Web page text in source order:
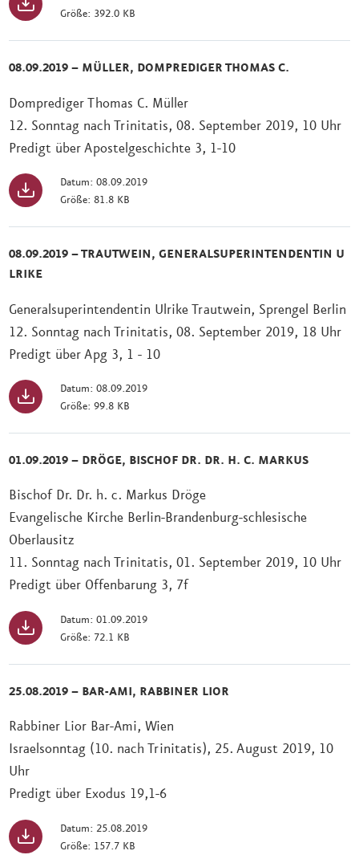
Größe: 392.0 KB
08.09.2019 – MÜLLER, DOMPREDIGER THOMAS C.
Domprediger Thomas C. Müller
12. Sonntag nach Trinitatis, 08. September 2019, 10 Uhr
Predigt über Apostelgeschichte 3, 1-10
Datum: 08.09.2019
Größe: 81.8 KB
08.09.2019 – TRAUTWEIN, GENERALSUPERINTENDENTIN U
LRIKE
Generalsuperintendentin Ulrike Trautwein, Sprengel Berlin
12. Sonntag nach Trinitatis, 08. September 2019, 18 Uhr
Predigt über Apg 3, 1 - 10
Datum: 08.09.2019
Größe: 99.8 KB
01.09.2019 – DRÖGE, BISCHOF DR. DR. H. C. MARKUS
Bischof Dr. Dr. h. c. Markus Dröge
Evangelische Kirche Berlin-Brandenburg-schlesische
Oberlausitz
11. Sonntag nach Trinitatis, 01. September 2019, 10 Uhr
Predigt über Offenbarung 3, 7f
Datum: 01.09.2019
Größe: 72.1 KB
25.08.2019 – BAR-AMI, RABBINER LIOR
Rabbiner Lior Bar-Ami, Wien
Israelsonntag (10. nach Trinitatis), 25. August 2019, 10
Uhr
Predigt über Exodus 19,1-6
Datum: 25.08.2019
Größe: 157.7 KB